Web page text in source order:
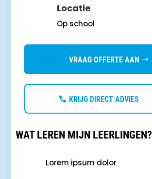
Locatie
Op school
VRAAG OFFERTE AAN
KRIJG DIRECT ADVIES
WAT LEREN MIJN LEERLINGEN?
Lorem ipsum dolor